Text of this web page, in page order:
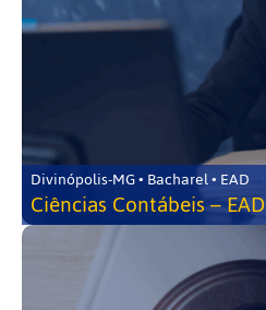
Divinópolis-MG • Bacharel • EAD
Ciências Contábeis – EAD